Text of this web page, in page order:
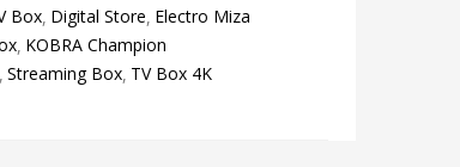
Box Digital Store Electro Miza
KOBRA Champion
Streaming Box TV Box 4K